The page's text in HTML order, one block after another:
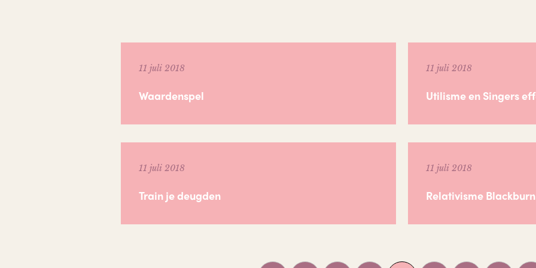
11 juli 2018
Waardenspel
11 juli 2018
Utilisme en Singers
11 juli 2018
Train je deugden
11 juli 2018
Relativisme Blackburn